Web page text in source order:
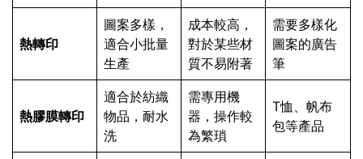
熱轉印
圖案多樣，
適合小批量
生產
成本較高，
對於某些材
質不易附著
需要多樣化
圖案的廣告
筆
熱膠膜轉印
適合於紡織
物品，耐水
洗
需專用機
器，操作較
為繁瑣
T恤、帆布
包等產品